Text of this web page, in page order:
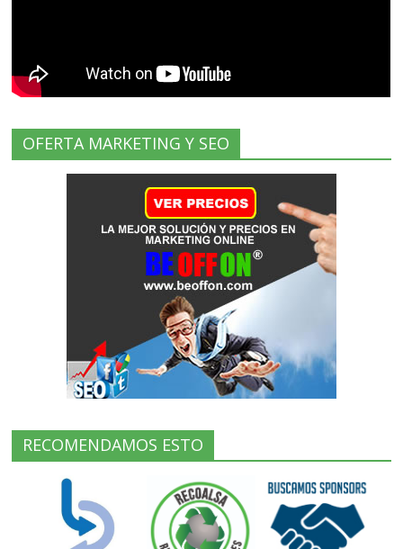
OFERTA MARKETING Y SEO
RECOMENDAMOS ESTO